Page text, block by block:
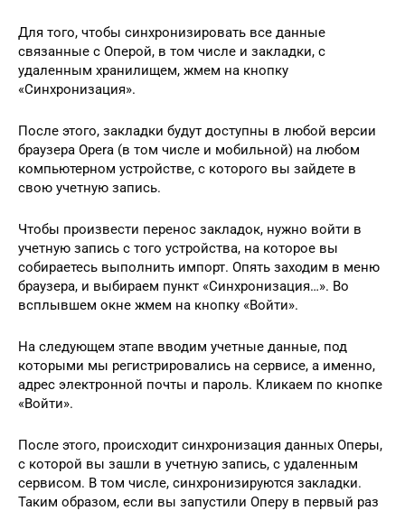
Для того, чтобы синхронизировать все данные
связанные с Оперой, в том числе и закладки, с
удаленным хранилищем, жмем на кнопку
«Синхронизация».
После этого, закладки будут доступны в любой версии
браузера Opera (в том числе и мобильной) на любом
компьютерном устройстве, с которого вы зайдете в
свою учетную запись.
Чтобы произвести перенос закладок, нужно войти в
учетную запись с того устройства, на которое вы
собираетесь выполнить импорт. Опять заходим в меню
браузера, и выбираем пункт «Синхронизация…». Во
всплывшем окне жмем на кнопку «Войти».
На следующем этапе вводим учетные данные, под
которыми мы регистрировались на сервисе, а именно,
адрес электронной почты и пароль. Кликаем по кнопке
«Войти».
После этого, происходит синхронизация данных Оперы,
с которой вы зашли в учетную запись, с удаленным
сервисом. В том числе, синхронизируются закладки.
Таким образом, если вы запустили Оперу в первый раз